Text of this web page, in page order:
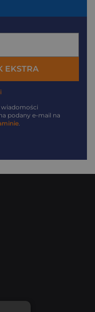
EKSTRA
podany e-mail na
.